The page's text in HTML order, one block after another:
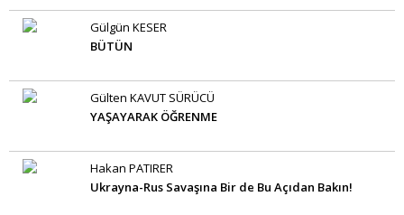
Gülgün KESER
BÜTÜN
Gülten KAVUT SÜRÜCÜ
YAŞAYARAK ÖĞRENME
Hakan PATIRER
Ukrayna-Rus Savaşına Bir de Bu Açıdan Bakın!